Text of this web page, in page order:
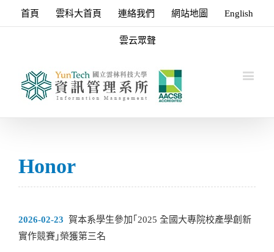
首頁 雲科大首頁 連絡我們 網站地圖 English
雲云眾聲
Honor
2026-02-23 賀本系學生參加｢2025 全國大專院校產學創新
實作競賽｣榮獲第三名